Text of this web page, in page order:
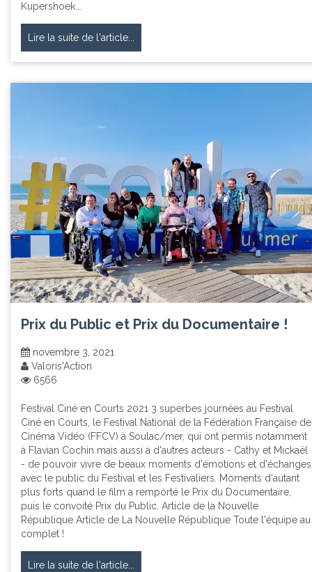
Kupershoek.…
Lire la suite de l'article...
Prix du Public et Prix du Documentaire !
novembre 3, 2021
Valoris'Action
6566
Festival Ciné en Courts 2021 3 superbes journées au Festival
Ciné en Courts, le Festival National de la Fédération Française de
Cinéma Vidéo (FFCV) à Soulac/mer, qui ont permis notamment
à Flavian Cochin mais aussi à d'autres acteurs - Cathy et Mickaël
- de pouvoir vivre de beaux moments d'émotions et d'échanges
avec le public du Festival et les Festivaliers. Moments d'autant
plus forts quand le film a remporté le Prix du Documentaire,
puis le convoité Prix du Public. Article de la Nouvelle
République Article de La Nouvelle République Toute l'équipe au
complet !
Lire la suite de l'article...